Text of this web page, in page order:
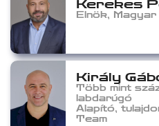
Kerekes
Elnök,
Király
Több mint
labdarúgó
Alapító,
Team